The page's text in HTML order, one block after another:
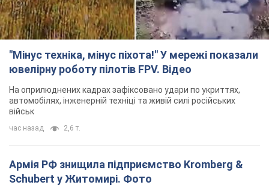
"Мінус техніка, мінус піхота!" У мережі показали
ювелірну роботу пілотів FPV. Відео
На оприлюднених кадрах зафіксовано удари по укриттях,
автомобілях, інженерній техніці та живій силі російських
військ
час назад 2,6 т.
Армія РФ знищила підприємство Kromberg &
Schubert у Житомирі. Фото